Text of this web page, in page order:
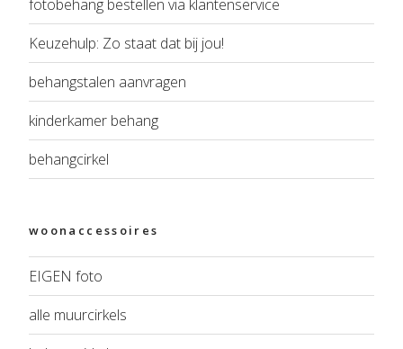
fotobehang bestellen via klantenservice
Keuzehulp: Zo staat dat bij jou!
behangstalen aanvragen
kinderkamer behang
behangcirkel
woonaccessoires
EIGEN foto
alle muurcirkels